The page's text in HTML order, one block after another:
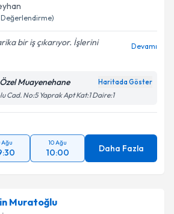
Değerlendirme)
bir iş çıkarıyor. İşlerini
Devamı
Muayenehane Haritada Göster
Cad. No:5 Yaprak Apt Kat:1 Daire:1
Ağu 10 Ağu
10:00 Daha Fazla
Muratoğlu